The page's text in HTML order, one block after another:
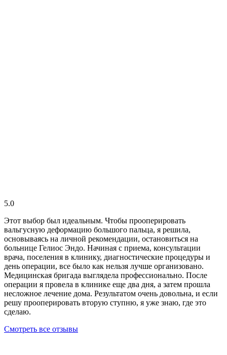
5.0
Этот выбор был идеальным. Чтобы прооперировать
вальгусную деформацию большого пальца, я решила,
основываясь на личной рекомендации, остановиться на
больнице Гелиос Эндо. Начиная с приема, консультации
врача, поселения в клинику, диагностические процедуры и
день операции, все было как нельзя лучше организовано.
Медицинская бригада выглядела профессионально. После
операции я провела в клинике еще два дня, а затем прошла
несложное лечение дома. Результатом очень довольна, и если
решу прооперировать вторую ступню, я уже знаю, где это
сделаю.
Смотреть все отзывы